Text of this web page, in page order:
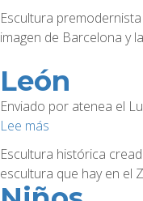
del
Paraguas
Escultura
imagen de Barcelona y
León
Enviado por atenea el
Lee más
León
Escultura histórica
escultura que hay en el